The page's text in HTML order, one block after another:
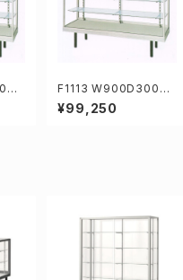
F1113 W900D300H9
19mm業務用ガラスケ
ース ショーケース
¥99,250